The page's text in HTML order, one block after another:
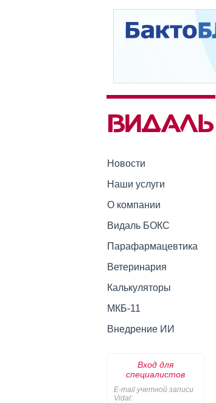
Новости
Наши услуги
О компании
Видаль БОКС
Парафармацевтика
Ветеринария
Калькуляторы
МКБ-11
Внедрение ИИ
Вход для
специалистов
E-mail учетной записи
Vidal: